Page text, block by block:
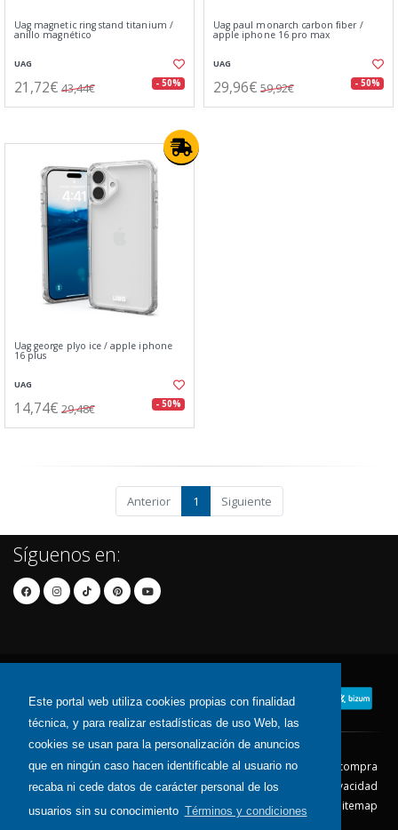
Este portal web utiliza cookies propias con finalidad
técnica, y para realizar estadísticas de uso Web, las
cookies se usan para la personalización de anuncios
que en ningún caso hacen identificable al usuario no
recaba ni cede datos de carácter personal de los
usuarios sin su conocimiento Términos y condiciones
Uag magnetic ring stand titanium /
anillo magnético
UAG
21,72€ 43,44€ - 50%
Uag paul monarch carbon fiber /
apple iphone 16 pro max
UAG
29,96€ 59,92€ - 50%
Uag george plyo ice / apple iphone
16 plus
UAG
14,74€ 29,48€ - 50%
Anterior 1 Siguiente
Síguenos en:
Contacto Aviso Legal
Condiciones de compra
Política de envíos
Política de devolución
Política de Privacidad
Política de Cookies
Sitemap